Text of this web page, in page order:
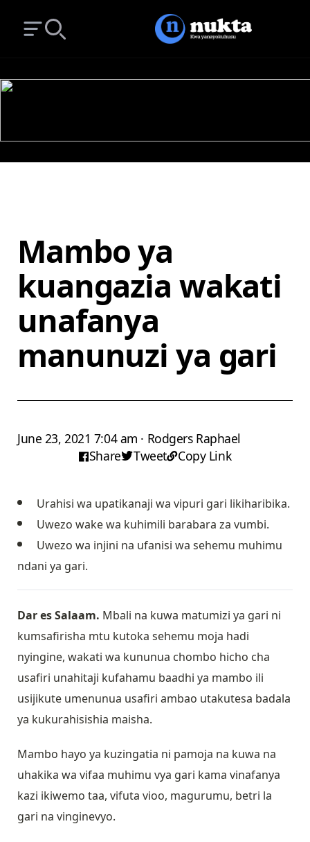
Open main menu
Mambo ya
kuangazia wakati
unafanya
manunuzi ya gari
June 23, 2021 7:04 am · Rodgers Raphael
Share
Tweet Copy Link
Urahisi wa upatikanaji wa vipuri gari likiharibika.
Uwezo wake wa kuhimili barabara za vumbi.
Uwezo wa injini na ufanisi wa sehemu muhimu
ndani ya gari.
Dar es Salaam. Mbali na kuwa matumizi ya gari ni
kumsafirisha mtu kutoka sehemu moja hadi
nyingine, wakati wa kununua chombo hicho cha
usafiri unahitaji kufahamu baadhi ya mambo ili
usijikute umenunua usafiri ambao utakutesa badala
ya kukurahisishia maisha.
Mambo hayo ya kuzingatia ni pamoja na kuwa na
uhakika wa vifaa muhimu vya gari kama vinafanya
kazi ikiwemo taa, vifuta vioo, magurumu, betri la
gari na vinginevyo.